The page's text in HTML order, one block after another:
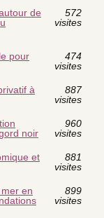
de
572
visites
pour
474
visites
à
887
visites
noir
960
visites
et
881
visites
en
899
visites